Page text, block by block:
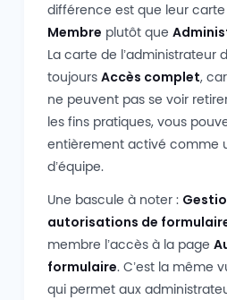
différence est que leur
Membre plutôt que
La carte de l’administrateur
toujours Accès complet,
ne peuvent pas se voir
les fins pratiques, vous
entièrement activé comme
d’équipe.
Une bascule à noter :
autorisations de
membre l’accès à la page
formulaire. C’est la même
qui permet aux